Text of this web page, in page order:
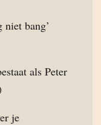
niet bang’
als Peter
je